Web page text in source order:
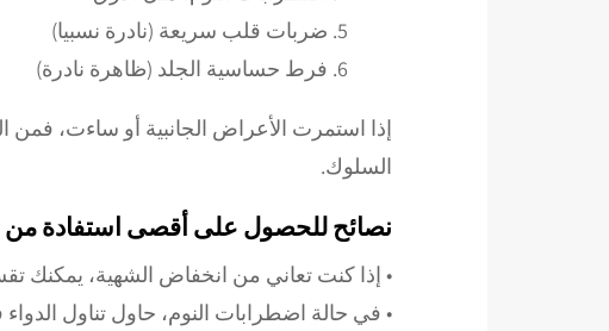
ضربات قلب سريعة (نادرة نسبيا)
فرط حساسية الجلد (ظاهرة نادرة)
إذا استمرت الأعراض الجانبية أو ساءت،
السلوك.
نصائح للحصول على أقصى استفادة من Msimamba Contrave
• إذا كنت تعاني من انخفاض الشهية، يمكنك
• في حالة اضطرابات النوم، حاول تناول